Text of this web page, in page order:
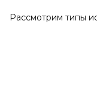
Рассмотрим типы